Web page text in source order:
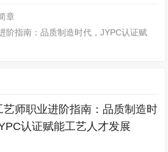
章
阶指南：品质制造时代，JYPC认证赋
艺师职业进阶指南：品质制造时
认证赋能工艺人才发展